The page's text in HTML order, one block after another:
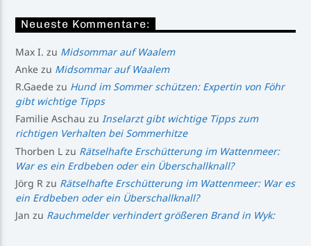
Neueste Kommentare:
Max I. zu Midsommar auf Waalem
Anke zu Midsommar auf Waalem
R.Gaede zu Hund im Sommer schützen: Expertin von Föhr
gibt wichtige Tipps
Familie Aschau zuInselarzt gibt wichtige Tipps zum
richtigen Verhalten bei Sommerhitze
Thorben L zu Rätselhafte Erschütterung im Wattenmeer:
War es ein Erdbeben oder ein Überschallknall?
Jörg R zu Rätselhafte Erschütterung im Wattenmeer: War es
ein Erdbeben oder ein Überschallknall?
Jan zu Rauchmelder verhindert größeren Brand in Wyk: